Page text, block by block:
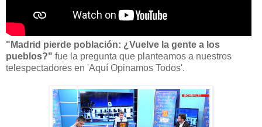
"Madrid pierde población: ¿Vuelve la gente a los
pueblos?" fue la pregunta que planteamos a nuestros
telespectadores en 'Aquí Opinamos Todos'.